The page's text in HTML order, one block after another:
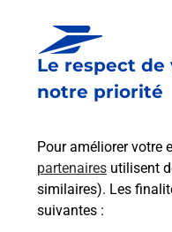
Le respect
notre priorité
Pour améliorer votre
partenaires utilisent
similaires). Les
suivantes :
Boîte aux
Le lien s'ouvre dans un